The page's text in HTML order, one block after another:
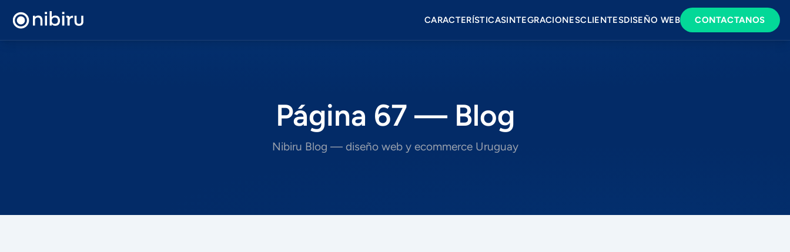
CARACTERÍSTICASINTEGRACIONESCLIENTESDISEÑO WEB CONTACTANOS
Página 67 — Blog
Nibiru Blog — diseño web y ecommerce Uruguay